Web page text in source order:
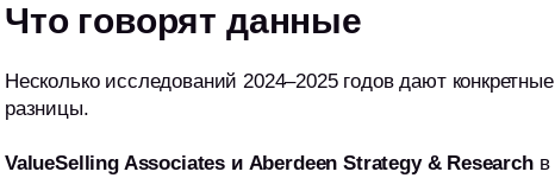
Что говорят данные
Несколько исследований 2024–2025 годов дают
разницы.
ValueSelling Associates и Aberdeen Strategy & Researchв